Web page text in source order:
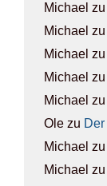
Michael zu
Michael zu
Michael zu
Michael zu
Michael zu
Ole zu
Michael zu
Michael zu